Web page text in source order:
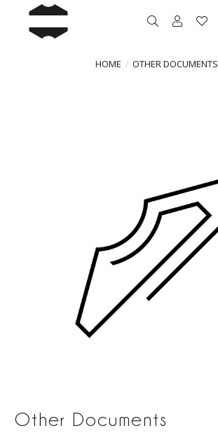
HOME OTHER DOCUMENTS
Other Documents